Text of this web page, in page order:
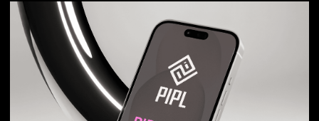
PIPL — ЭТО
ПРО ЛЮДЕЙ
PIPL — не просто ночной клуб, это
сообщество людей, которые любят